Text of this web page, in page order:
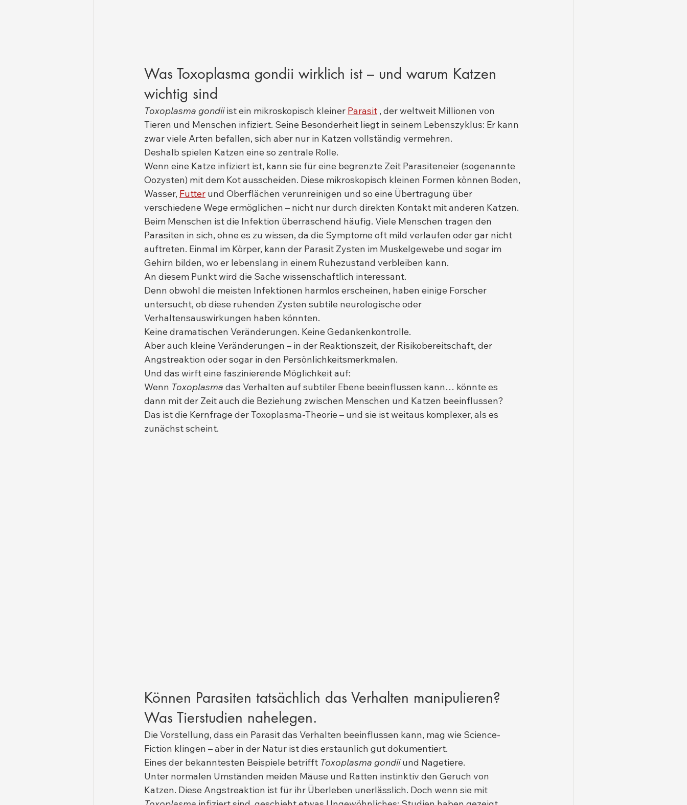
Was Toxoplasma gondii wirklich ist – und warum Katzen
wichtig sind
Toxoplasma gondii ist ein mikroskopisch kleiner Parasit , der weltweit Millionen von
Tieren und Menschen infiziert. Seine Besonderheit liegt in seinem Lebenszyklus: Er kann
zwar viele Arten befallen, sich aber nur in Katzen vollständig vermehren.
Deshalb spielen Katzen eine so zentrale Rolle.
Wenn eine Katze infiziert ist, kann sie für eine begrenzte Zeit Parasiteneier (sogenannte
Oozysten) mit dem Kot ausscheiden. Diese mikroskopisch kleinen Formen können Boden,
Wasser, Futter und Oberflächen verunreinigen und so eine Übertragung über
verschiedene Wege ermöglichen – nicht nur durch direkten Kontakt mit anderen Katzen.
Beim Menschen ist die Infektion überraschend häufig. Viele Menschen tragen den
Parasiten in sich, ohne es zu wissen, da die Symptome oft mild verlaufen oder gar nicht
auftreten. Einmal im Körper, kann der Parasit Zysten im Muskelgewebe und sogar im
Gehirn bilden, wo er lebenslang in einem Ruhezustand verbleiben kann.
An diesem Punkt wird die Sache wissenschaftlich interessant.
Denn obwohl die meisten Infektionen harmlos erscheinen, haben einige Forscher
untersucht, ob diese ruhenden Zysten subtile neurologische oder
Verhaltensauswirkungen haben könnten.
Keine dramatischen Veränderungen. Keine Gedankenkontrolle.
Aber auch kleine Veränderungen – in der Reaktionszeit, der Risikobereitschaft, der
Angstreaktion oder sogar in den Persönlichkeitsmerkmalen.
Und das wirft eine faszinierende Möglichkeit auf:
Wenn Toxoplasma das Verhalten auf subtiler Ebene beeinflussen kann… könnte es
dann mit der Zeit auch die Beziehung zwischen Menschen und Katzen beeinflussen?
Das ist die Kernfrage der Toxoplasma-Theorie – und sie ist weitaus komplexer, als es
zunächst scheint.
Können Parasiten tatsächlich das Verhalten manipulieren?
Was Tierstudien nahelegen.
Die Vorstellung, dass ein Parasit das Verhalten beeinflussen kann, mag wie Science-
Fiction klingen – aber in der Natur ist dies erstaunlich gut dokumentiert.
Eines der bekanntesten Beispiele betrifft Toxoplasma gondii und Nagetiere.
Unter normalen Umständen meiden Mäuse und Ratten instinktiv den Geruch von
Katzen. Diese Angstreaktion ist für ihr Überleben unerlässlich. Doch wenn sie mit